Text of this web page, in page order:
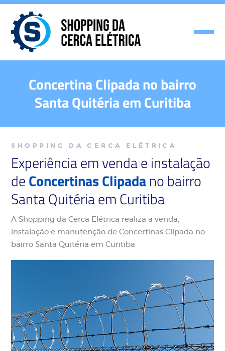
Concertina Clipada no bairro
Santa Quitéria em Curitiba
SHOPPING DA CERCA ELÉTRICA
Experiência em venda e instalação
deConcertinas Clipadano bairro
Santa Quitéria em Curitiba
A Shopping da Cerca Elétrica realiza a venda,
instalação e manutenção de Concertinas Clipada no
bairro Santa Quitéria em Curitiba